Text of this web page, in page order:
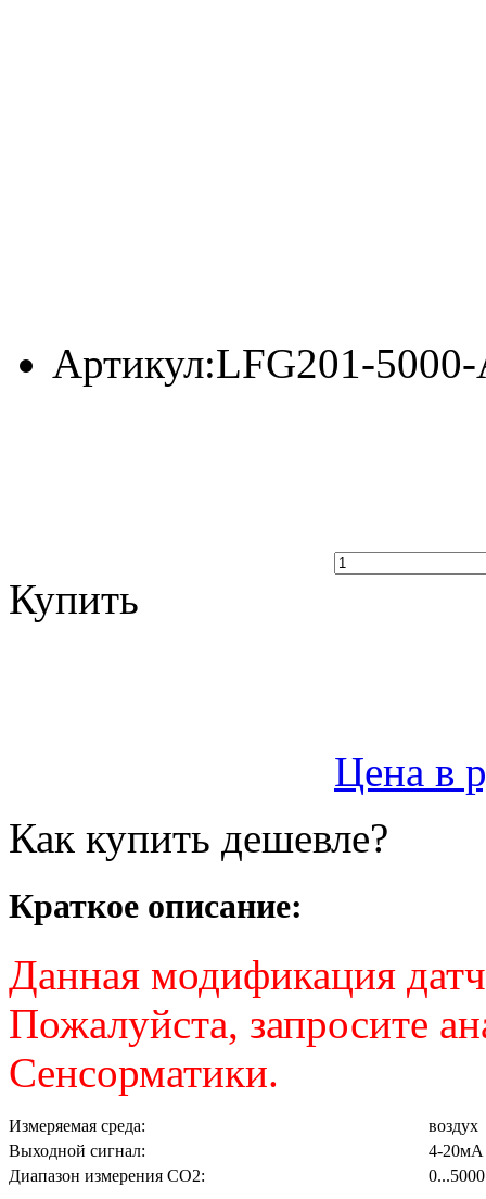
Артикул:LFG201-
Купить
Цена в
Как купить дешевле?
Краткое описание:
Данная модификация
Пожалуйста, запросите
Сенсорматики.
Измеряемая среда:
воздух
Выходной сигнал:
4-20мА
Диапазон измерения СО2: